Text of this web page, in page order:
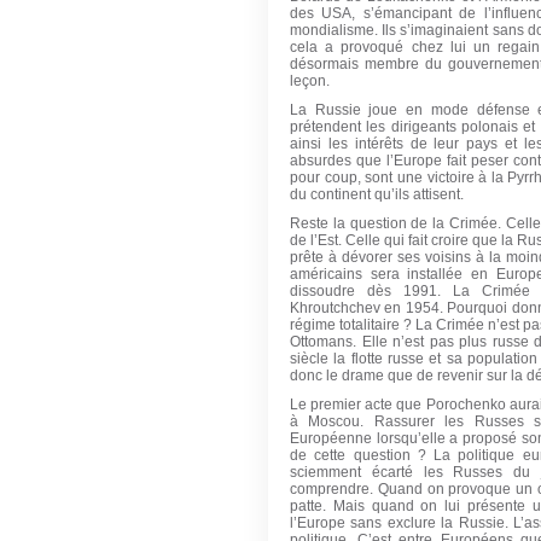
des USA, s’émancipant de
mondialisme. Ils s’imaginaient sans
cela a provoqué chez lui un regain
désormais membre du
leçon.
La Russie joue en mode défense
prétendent les dirigeants polonais
ainsi les intérêts de leur pays et
absurdes que l’Europe fait peser
pour coup, sont une victoire à la
du continent qu’ils attisent.
Reste la question de la Crimée.
de l’Est. Celle qui fait croire que la
prête à dévorer ses voisins à la
américains sera installée en
dissoudre dès 1991. La Crimée
Khroutchchev en 1954. Pourquoi
régime totalitaire ? La Crimée n’est
Ottomans. Elle n’est pas plus russe
siècle la flotte russe et sa
donc le drame que de revenir sur la
Le premier acte que Porochenko
à Moscou. Rassurer les Russes
Européenne lorsqu’elle a proposé
de cette question ? La politique
sciemment écarté les Russes du
comprendre. Quand on provoque un
patte. Mais quand on lui présente
l’Europe sans exclure la Russie.